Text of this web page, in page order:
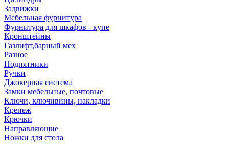
Задвижки
Мебельная фурнитура
Фурнитура для шкафов - купе
Кронштейны
Газлифт,барный мех
Разное
Подпятники
Ручки
Джокерная система
Замки мебельные, почтовые
Ключи, ключивины, накладки
Крепеж
Крючки
Направляющие
Ножки для стола